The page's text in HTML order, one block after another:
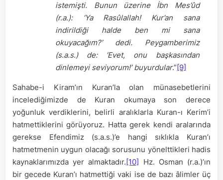
istemişti. Bunun üzerine İbn Mes’ûd
(r.a.): ‘Ya Rasûlallah! Kur’an sana
indirildiği halde ben mi sana
okuyacağım?’ dedi. Peygamberimiz
(s.a.s.) de: ‘Evet, onu başkasından
dinlemeyi seviyorum!’ buyurdular.” [9]
Sahabe-i Kiram’ın Kuran’la olan münasebetlerini
incelediğimizde de Kuran okumaya son derece
yoğunluk verdiklerini, belirli aralıklarla Kuran-ı Kerim’i
hatmettiklerini görüyoruz. Hatta gerek kendi aralarında
gerekse Efendimiz (s.a.s.)’e hangi sıklıkla Kuran’ı
hatmetmenin uygun olacağı sorusunu yönelttikleri hadis
kaynaklarımızda yer almaktadır. [10]
Hz. Osman (r.a.)’ın
bir gecede Kuran’ı hatmettiği vaki ise de bazı âlimler üç